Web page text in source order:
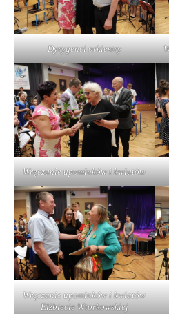
Dyrygenci orkiestry
Wręczanie upominków i kwiatów
Wręczanie upominków i kwiatów
Elżbiecie Wtorkowskiej